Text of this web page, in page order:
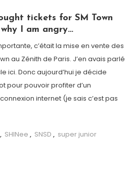
tickets for SM Town
I am angry…
c’était la mise en vente des
au Zénith de Paris. J’en avais parlé
ici. Donc aujourd’hui je décide
pour pouvoir profiter d’un
internet (je sais c’est pas
, SHINee , SNSD , super junior